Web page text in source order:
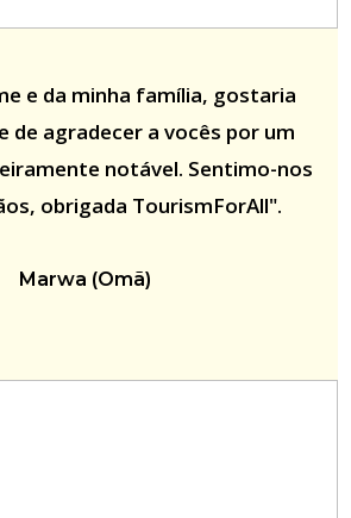
e da minha família, gostaria
de agradecer a vocês por um
notável. Sentimo-nos
obrigada TourismForAll".
Marwa (Omã)